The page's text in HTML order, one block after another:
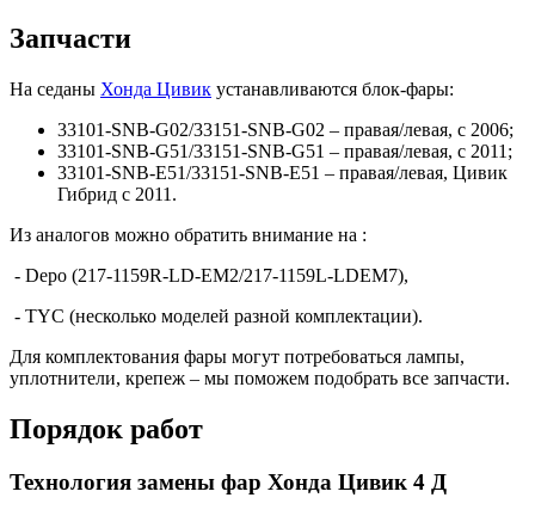
Запчасти
На седаны Хонда Цивик устанавливаются блок-фары:
33101-SNB-G02/33151-SNB-G02 – правая/левая, с 2006;
33101-SNB-G51/33151-SNB-G51 – правая/левая, с 2011;
33101-SNB-E51/33151-SNB-E51 – правая/левая, Цивик
Гибрид с 2011.
Из аналогов можно обратить внимание на :
- Depo (217-1159R-LD-EM2/217-1159L-LDEM7),
- TYC (несколько моделей разной комплектации).
Для комплектования фары могут потребоваться лампы,
уплотнители, крепеж – мы поможем подобрать все запчасти.
Порядок работ
Технология замены фар Хонда Цивик 4 Д